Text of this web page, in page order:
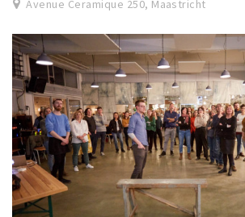
Avenue Ceramique 250, Maastricht